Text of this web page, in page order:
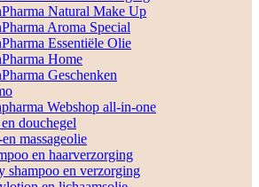
Natural Make Up
Aroma Special
Essentiële Olie
Home
Geschenken
Webshop all-in-one
douchegel
massageolie
en haarverzorging
shampoo en verzorging